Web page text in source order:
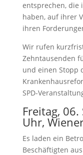
entsprechen, die
haben, auf ihrer
ihren
Wir rufen
Zehntausenden
und einen Stopp
SPD-
Freitag,
Uhr,
Es laden ein
Beschäftigten